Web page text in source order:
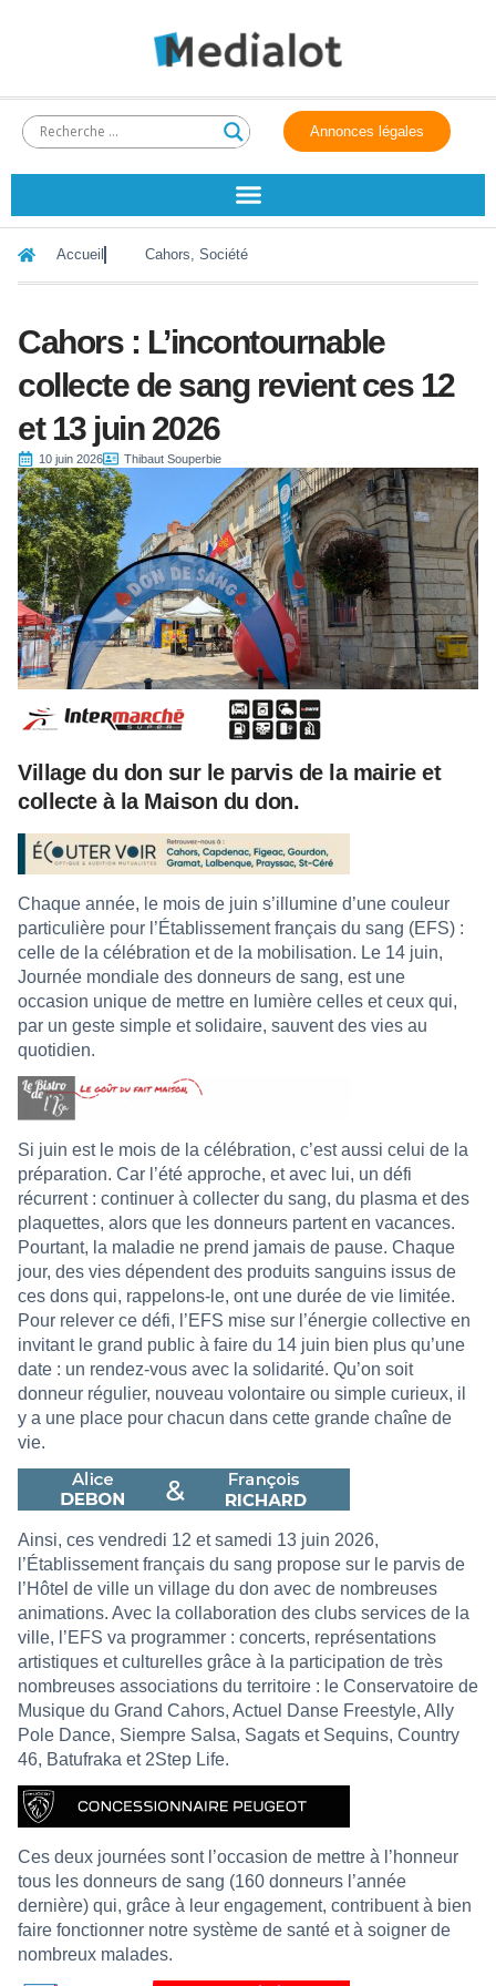
Annonces légales
Accueil Cahors, Société
Cahors : L’incontournable
collecte de sang revient ces 12
et 13 juin 2026
10 juin 2026 Thibaut Souperbie
Village du don sur le parvis de la mairie et
collecte à la Maison du don.
Chaque année, le mois de juin s’illumine d’une couleur
particulière pour l’Établissement français du sang (EFS) :
celle de la célébration et de la mobilisation. Le 14 juin,
Journée mondiale des donneurs de sang, est une
occasion unique de mettre en lumière celles et ceux qui,
par un geste simple et solidaire, sauvent des vies au
quotidien.
Si juin est le mois de la célébration, c’est aussi celui de la
préparation. Car l’été approche, et avec lui, un défi
récurrent : continuer à collecter du sang, du plasma et des
plaquettes, alors que les donneurs partent en vacances.
Pourtant, la maladie ne prend jamais de pause. Chaque
jour, des vies dépendent des produits sanguins issus de
ces dons qui, rappelons-le, ont une durée de vie limitée.
Pour relever ce défi, l’EFS mise sur l’énergie collective en
invitant le grand public à faire du 14 juin bien plus qu’une
date : un rendez-vous avec la solidarité. Qu’on soit
donneur régulier, nouveau volontaire ou simple curieux, il
y a une place pour chacun dans cette grande chaîne de
vie.
Ainsi, ces vendredi 12 et samedi 13 juin 2026,
l’Établissement français du sang propose sur le parvis de
l’Hôtel de ville un village du don avec de nombreuses
animations. Avec la collaboration des clubs services de la
ville, l’EFS va programmer : concerts, représentations
artistiques et culturelles grâce à la participation de très
nombreuses associations du territoire : le Conservatoire de
Musique du Grand Cahors, Actuel Danse Freestyle, Ally
Pole Dance, Siempre Salsa, Sagats et Sequins, Country
46, Batufraka et 2Step Life.
Ces deux journées sont l’occasion de mettre à l’honneur
tous les donneurs de sang (160 donneurs l’année
dernière) qui, grâce à leur engagement, contribuent à bien
faire fonctionner notre système de santé et à soigner de
nombreux malades.